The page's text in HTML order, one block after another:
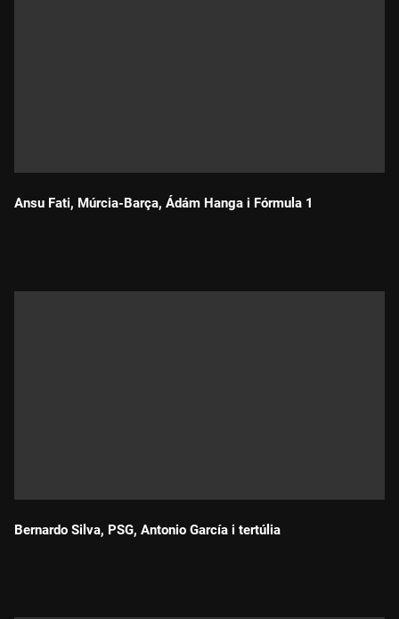
Ansu Fati, Múrcia-Barça, Ádám Hanga i Fórmula 1
Bernardo Silva, PSG, Antonio García i tertúlia